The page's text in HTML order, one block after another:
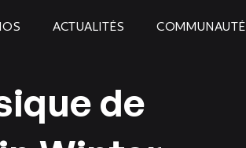
ACTUALITÉS COMMUNAUTÉ
de